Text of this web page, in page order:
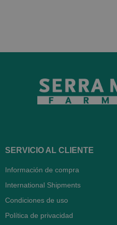
SERVICIO AL CLIENTE
Información de compra
International Shipments
Condiciones de uso
Política de privacidad